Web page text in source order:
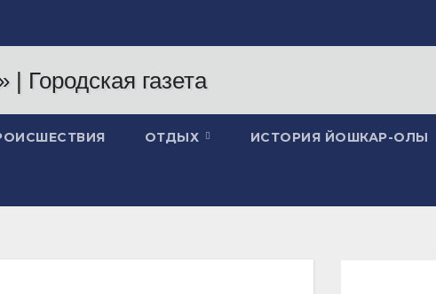
ОТДЫХ ИСТОРИЯ ЙОШКАР-ОЛЫ